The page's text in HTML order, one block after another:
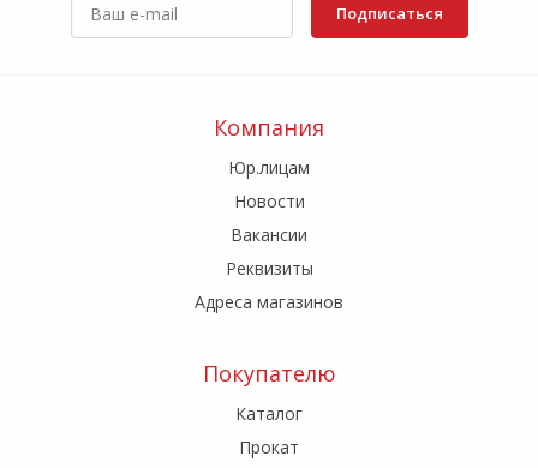
Подписаться
Компания
Юр.лицам
Новости
Вакансии
Реквизиты
Адреса магазинов
Покупателю
Каталог
Прокат